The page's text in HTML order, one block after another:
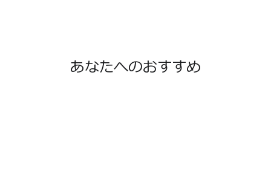
あなたへのおすすめ